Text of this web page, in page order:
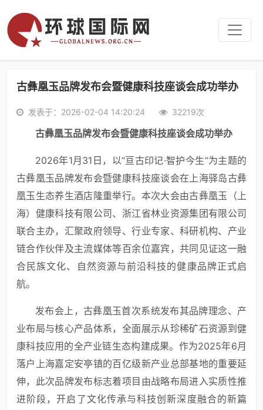
古彝凰玉品牌发布会暨健康科技座谈会成功举办
发表于：2026-02-04 14:20:24 32219次
古彝凰玉品牌发布会暨健康科技座谈会成功举办
2026年1月31日，以“亘古印记·智护今生”为主题的
古彝凰玉品牌发布会暨健康科技座谈会在上海驿岛古彝
凰玉生态养生酒店隆重举行。本次大会由古彝凰玉（上
海）健康科技有限公司、浙江省林业资源集团有限公司
联合主办，汇聚政府领导、行业专家、科研机构、产业
链合作伙伴及主流媒体等百余位嘉宾，共同见证这一融
合民族文化、自然资源与前沿科技的健康品牌正式启
航。
发布会上，古彝凰玉首次系统发布其品牌理念、产
业布局与核心产品体系，全面展示从珍稀矿石资源到健
康科技应用的全产业链生态构建成果。作为2025年6月
落户上海嘉定安亭镇的百亿级新产业总部基地的重要延
伸，此次品牌发布标志着项目由战略布局进入实质性推
进阶段，开启了文化传承与科技创新深度融合的新篇